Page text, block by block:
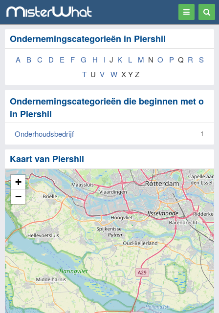
Toggle
Ondernemingscategorieën in Piershil
A B C D E F G H I J K L M N O P Q R
S
T U V W X Y Z
Ondernemingscategorieën die beginnen met o
in Piershil
Onderhoudsbedrijf 1
Kaart van Piershil
+
−